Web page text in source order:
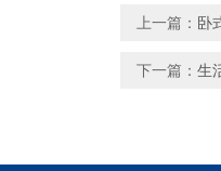
上一篇： 卧
下一篇： 生